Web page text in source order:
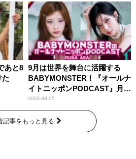
あと8
た
9月は世界を舞台に活躍する
BABYMONSTER！『オールナ
イトニッポンPODCAST』月替
わりパーソナリティ
2026.08.05
記事をもっと見る